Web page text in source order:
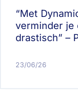
“Met
verminder je
drastisch” –
23/06/26